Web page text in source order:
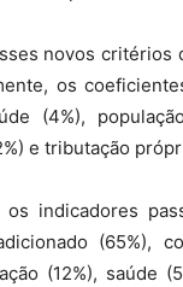
novos critérios
os
(4%),
e tributação
indicadores
(65%),
(12%), saúde